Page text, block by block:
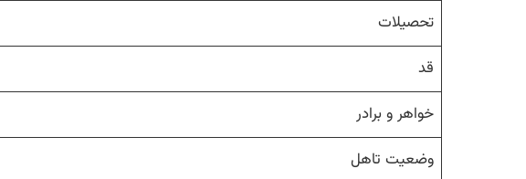
تحصیلات
قد
خواهر و برادر
وضعیت تاهل